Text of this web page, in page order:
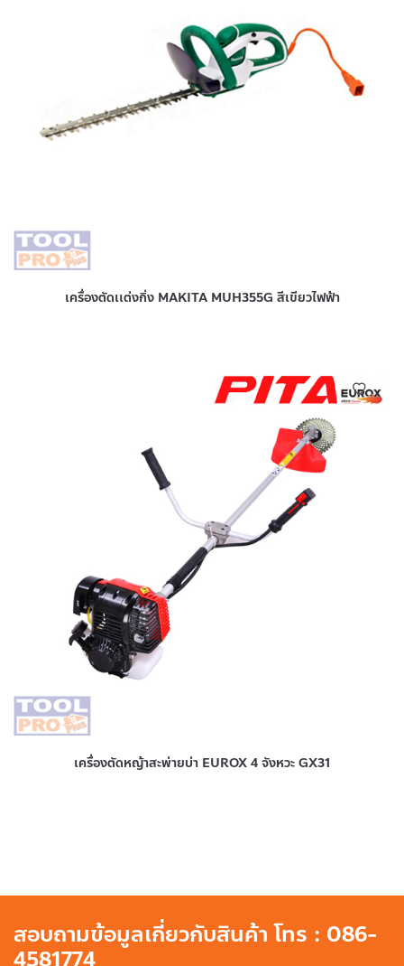
เครื่องตัดเเต่งกิ่ง MAKITA MUH355G สีเขียวไฟฟ้า
เครื่องตัดหญ้าสะพ่ายบ่า EUROX 4 จังหวะ GX31
สอบถามข้อมูลเกี่ยวกับสินค้า โทร : 086-